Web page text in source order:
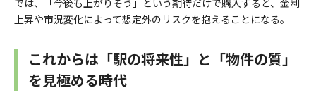
上昇や市況変化によって想定外のリスクを抱えることになる。
これからは「駅の将来性」と「物件の質」
を見極める時代